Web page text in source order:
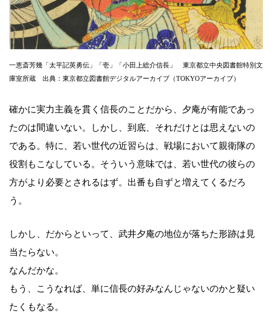
一恵斎芳幾「太平記英勇伝」「壱」「小田上総介信長」 東京都立中央図書館特別文
庫室所蔵 出典：東京都立図書館デジタルアーカイブ（TOKYOアーカイブ）
確かに実力主義を貫く信長のことだから、夕庵が有能であっ
たのは間違いない。しかし、到底、それだけとは思えないの
である。特に、若い世代の近習らは、戦場において親衛隊の
役割もこなしている。そういう意味では、若い世代の彼らの
方がより必要とされるはず。出番も自ずと増えてくるだろ
う。
しかし、だからといって、武井夕庵の地位が落ちた形跡は見
当たらない。
なんだかな。
もう、こうなれば、単に信長の好みなんじゃないのかと疑い
たくもなる。